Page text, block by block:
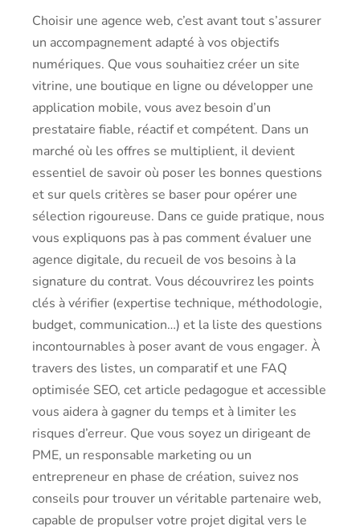
Choisir une agence web, c’est avant tout s’assurer
un accompagnement adapté à vos objectifs
numériques. Que vous souhaitiez créer un site
vitrine, une boutique en ligne ou développer une
application mobile, vous avez besoin d’un
prestataire fiable, réactif et compétent. Dans un
marché où les offres se multiplient, il devient
essentiel de savoir où poser les bonnes questions
et sur quels critères se baser pour opérer une
sélection rigoureuse. Dans ce guide pratique, nous
vous expliquons pas à pas comment évaluer une
agence digitale, du recueil de vos besoins à la
signature du contrat. Vous découvrirez les points
clés à vérifier (expertise technique, méthodologie,
budget, communication…) et la liste des questions
incontournables à poser avant de vous engager. À
travers des listes, un comparatif et une FAQ
optimisée SEO, cet article pedagogue et accessible
vous aidera à gagner du temps et à limiter les
risques d’erreur. Que vous soyez un dirigeant de
PME, un responsable marketing ou un
entrepreneur en phase de création, suivez nos
conseils pour trouver un véritable partenaire web,
capable de propulser votre projet digital vers le